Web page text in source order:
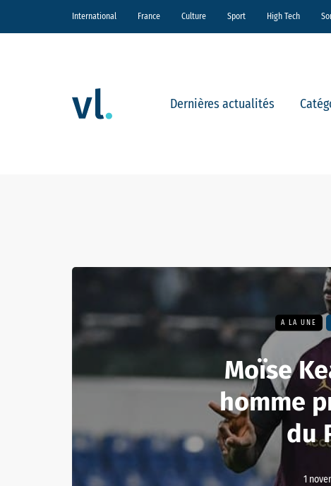
International France Culture Sport High Tech
Dernières actualités
A LA UNE
Moïse
homme
du
1